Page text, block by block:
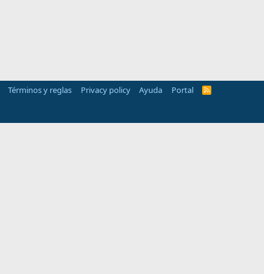
Términos y reglas Privacy policy Ayuda Portal
R